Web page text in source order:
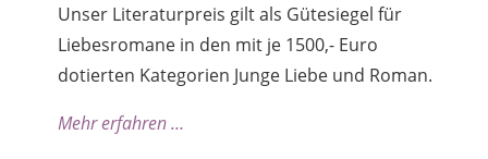
Unser Literaturpreis gilt als Gütesiegel für
Liebesromane in den mit je 1500,- Euro
dotierten Kategorien Junge Liebe und Roman.
Mehr erfahren …